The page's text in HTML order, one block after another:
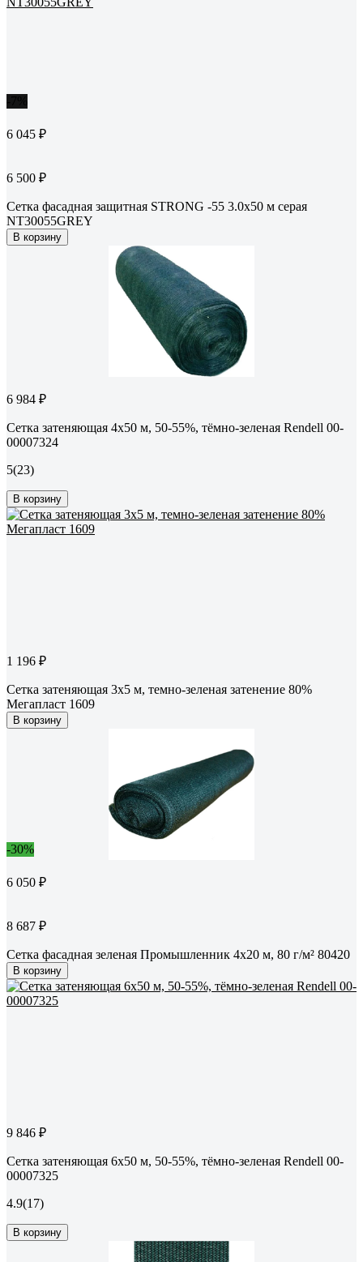
6 045 ₽
6 500 ₽
Сетка фасадная защитная STRONG -55 3.0x50 м серая
NT30055GREY
В корзину
6 984 ₽
Сетка затеняющая 4x50 м, 50-55%, тёмно-зеленая Rendell 00-
00007324
5(23)
В корзину
1 196 ₽
Сетка затеняющая 3х5 м, темно-зеленая затенение 80%
Мегапласт 1609
В корзину
-30%
6 050 ₽
8 687 ₽
Сетка фасадная зеленая Промышленник 4x20 м, 80 г/м² 80420
В корзину
9 846 ₽
Сетка затеняющая 6x50 м, 50-55%, тёмно-зеленая Rendell 00-
00007325
4.9(17)
В корзину